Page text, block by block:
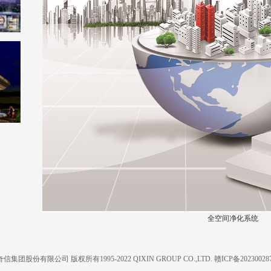
全空间净化系统
信集团股份有限公司 版权所有1995-2022 QIXIN GROUP CO.,LTD. 赣ICP备